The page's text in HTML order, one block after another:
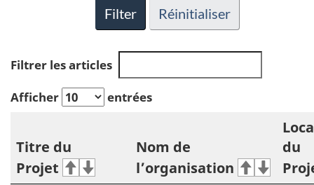
Filter Réinitialiser
Filtrer les articles
Afficher
entrées
Titre du
Projet
Nom de
l’organisation
du